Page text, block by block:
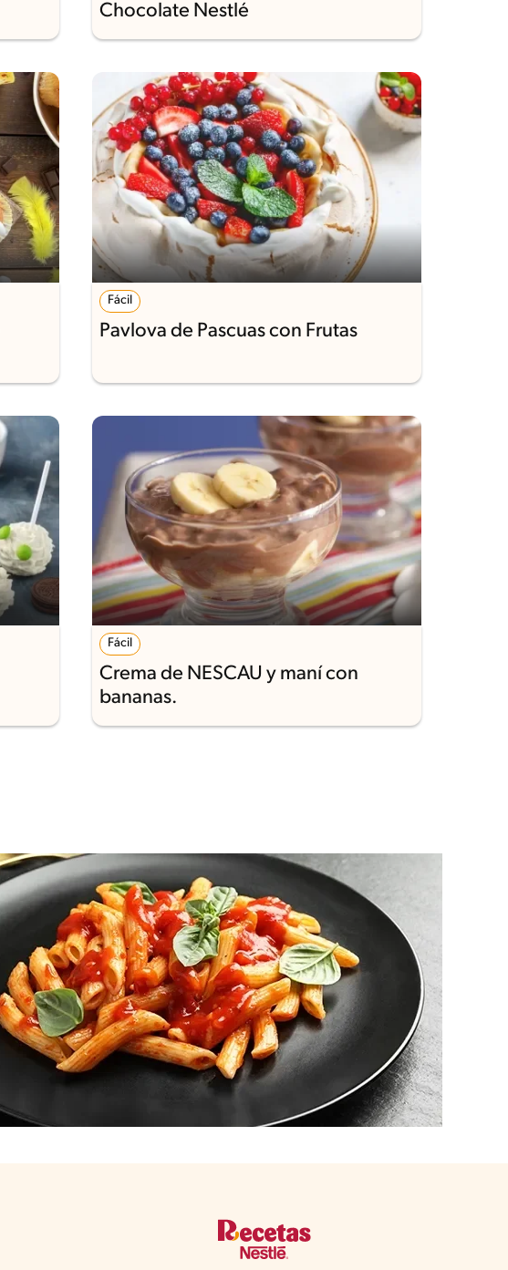
Chocolate Nestlé
Fácil
Pavlova de Pascuas con Frutas
Fácil
Crema de NESCAU y maní con
bananas.